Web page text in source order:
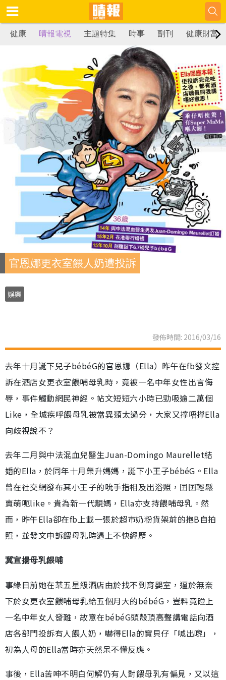
健康 晴報電視 主題特集 時事 副刊 健康財富
官恩娜更衣室餵人奶遭投訴
娛樂
發佈時間: 2016/03/16
去年十月誕下兒子bébéG的官恩娜（Ella）昨午在fb發文控
訴在酒店女更衣室餵哺母乳時，竟被一名中年女性出言侮
辱，事件觸動網民神經。帖文短短六小時已勁吸逾二萬個
Like，全城疾呼餵母乳被當異類太過分，大家又撑唔撑Ella
向歧視說不？
去年二月與中法混血兒醫生Juan-Domingo Maurellet結
婚的Ella，於同年十月榮升媽媽，誕下小王子bébéG。Ella
曾在社交網發布其小王子的吮手指相及出浴照，囝囝輕鬆
賣萌呃like。貴為新一代靚媽，Ella亦支持餵哺母乳。然
而，昨午Ella卻在fb上載一張於超巿奶粉貨架前的抱B自拍
照，並發文申訴餵母乳時遇上不快經歷。
冀宣揚母乳餵哺
事緣日前她在某五星級酒店由於找不到育嬰室，逼於無奈
下於女更衣室餵哺母乳給五個月大的bébéG，豈料竟碰上
一名中年女人發難，故意在bébéG頭殼頂高聲講電話向酒
店各部門投訴有人餵人奶，嚇得Ella的寶貝仔「喊出嚟」，
初為人母的Ella當時亦天然呆不懂反應。
事後，Ella苦呻不明白何解仍有人對餵母乳有偏見，又以這